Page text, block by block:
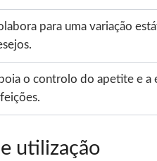
para uma variação
o controlo do apetite e a
utilização